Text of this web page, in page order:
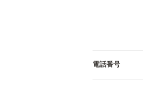
電話番号